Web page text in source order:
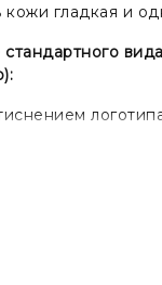
кожи гладкая и